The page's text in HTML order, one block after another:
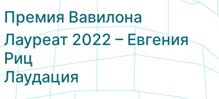
Премия Вавилона
Лауреат 2022 – Евгения
Риц
Лаудация